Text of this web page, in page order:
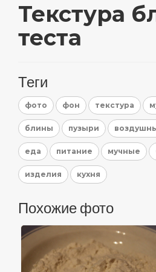
Текстура
теста
Теги
фото фон текстура
блины пузыри
еда питание мучные
изделия кухня
Похожие фото